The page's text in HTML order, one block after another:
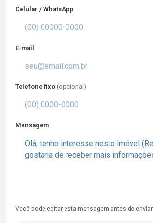
Celular / WhatsApp
E-mail
Telefone fixo (opcional)
Mensagem
Você pode editar esta mensagem antes de enviar.